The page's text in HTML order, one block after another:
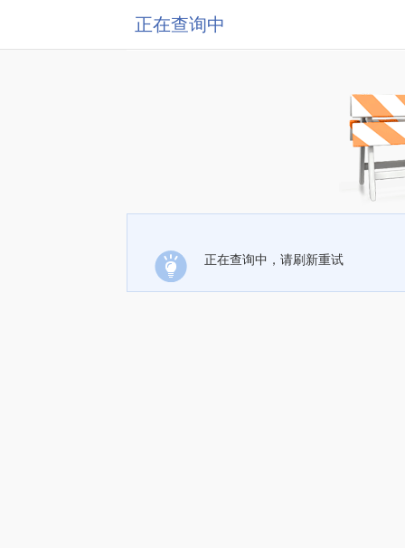
正在查询中
正在查询中，请刷新重试